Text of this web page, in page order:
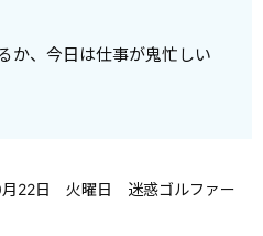
か、今日は仕事が鬼忙しい
月22日 火曜日 迷惑ゴルファー